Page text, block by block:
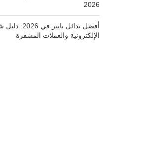
2026
أفضل بدائل
الإلكترونية والعملات المشفرة